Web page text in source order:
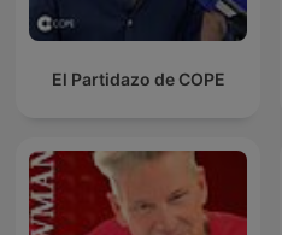
El Partidazo de COPE